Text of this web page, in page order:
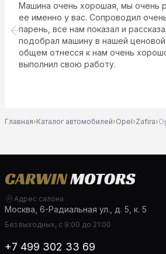
Машина очень хорошая, мы очень
ее именно у вас. Сопроводил
парень, все нам показал и
подобрал машину в нашей ценовой
общем отнесся к нам очень
выполнил свою работу.
Главная›Каталог автомобилей›Opel›Zafira›
Адрес салона
Москва, 6-Радиальная ул., д. 5, к. 5
Без выходных, с 9:00 до 21:00
+7 499 302 33 69